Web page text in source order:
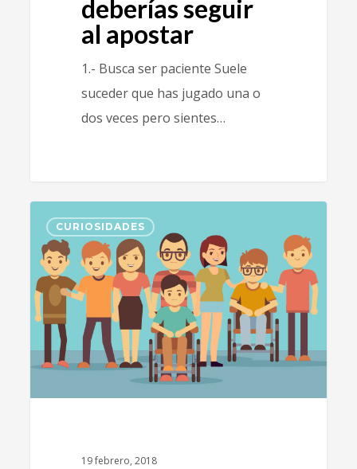
deberías seguir
al apostar
1.- Busca ser paciente Suele
suceder que has jugado una o
dos veces pero sientes…
CURIOSIDADES
19 febrero, 2018
1